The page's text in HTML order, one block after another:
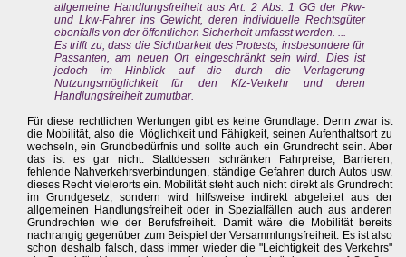
allgemeine Handlungsfreiheit aus Art. 2 Abs. 1 GG der Pkw-
und Lkw-Fahrer ins Gewicht, deren individuelle Rechtsgüter
ebenfalls von der öffentlichen Sicherheit umfasst werden. ...
Es trifft zu, dass die Sichtbarkeit des Protests, insbesondere für
Passanten, am neuen Ort eingeschränkt sein wird. Dies ist
jedoch im Hinblick auf die durch die Verlagerung
Nutzungsmöglichkeit für den Kfz-Verkehr und deren
Handlungsfreiheit zumutbar.
Für diese rechtlichen Wertungen gibt es keine Grundlage. Denn zwar ist
die Mobilität, also die Möglichkeit und Fähigkeit, seinen Aufenthaltsort zu
wechseln, ein Grundbedürfnis und sollte auch ein Grundrecht sein. Aber
das ist es gar nicht. Stattdessen schränken Fahrpreise, Barrieren,
fehlende Nahverkehrsverbindungen, ständige Gefahren durch Autos usw.
dieses Recht vielerorts ein. Mobilität steht auch nicht direkt als Grundrecht
im Grundgesetz, sondern wird hilfsweise indirekt abgeleitet aus der
allgemeinen Handlungsfreiheit oder in Spezialfällen auch aus anderen
Grundrechten wie der Berufsfreiheit. Damit wäre die Mobilität bereits
nachrangig gegenüber zum Beispiel der Versammlungsfreiheit. Es ist also
schon deshalb falsch, dass immer wieder die "Leichtigkeit des Verkehrs"